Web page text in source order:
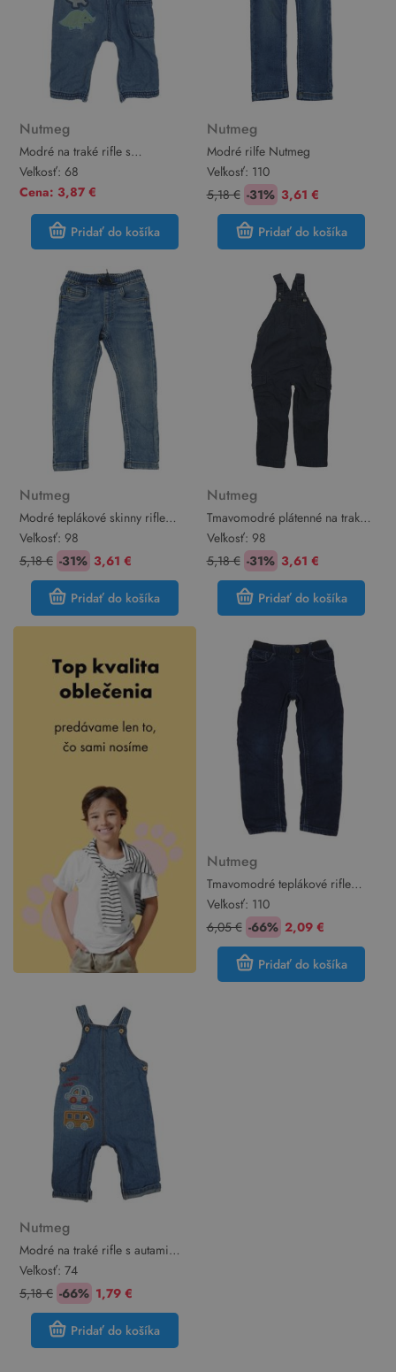
Nutmeg
Modré na traké rifle s
dinosaurami Nutmeg
Veľkosť: 68
Cena: 3,87 €
Pridať do košíka
Nutmeg
Modré rilfe Nutmeg
Veľkosť: 110
5,18 € -31% 3,61 €
Pridať do košíka
Nutmeg
Modré teplákové skinny rifle
Nutmeg
Veľkosť: 98
5,18 € -31% 3,61 €
Pridať do košíka
Nutmeg
Tmavomodré plátenné na traké
nohavice s vreckami Nutmeg
Veľkosť: 98
5,18 € -31% 3,61 €
Pridať do košíka
Nutmeg
Tmavomodré teplákové rifle
Nutmeg
Veľkosť: 110
6,05 € -66% 2,09 €
Pridať do košíka
Nutmeg
Modré na traké rifle s autami
Nutmeg
Veľkosť: 74
5,18 € -66% 1,79 €
Pridať do košíka